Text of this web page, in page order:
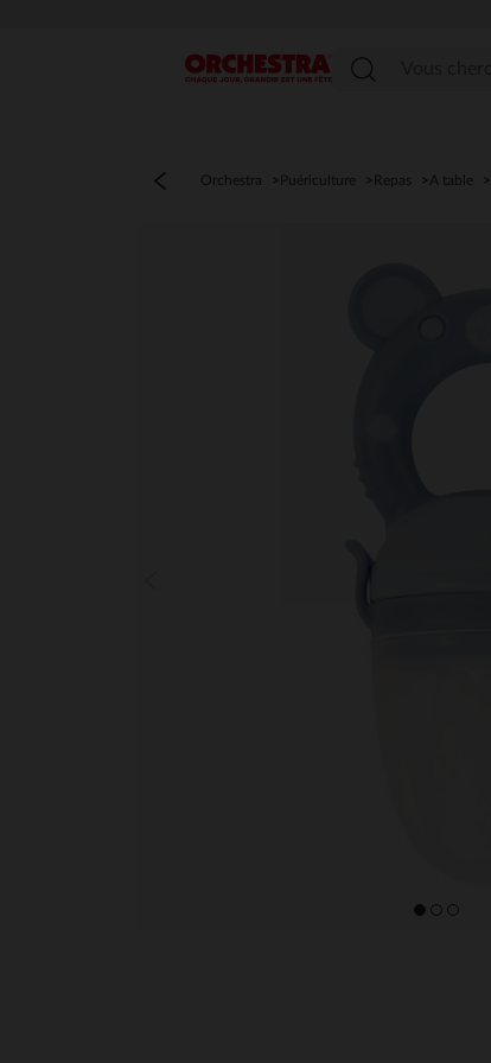
Menu
Orchestra Puériculture Repas A table